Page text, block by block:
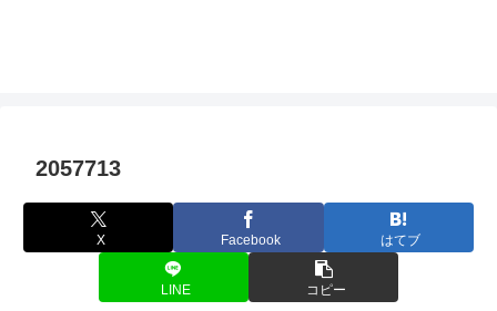
2057713
X Facebook はてブ
LINE コピー